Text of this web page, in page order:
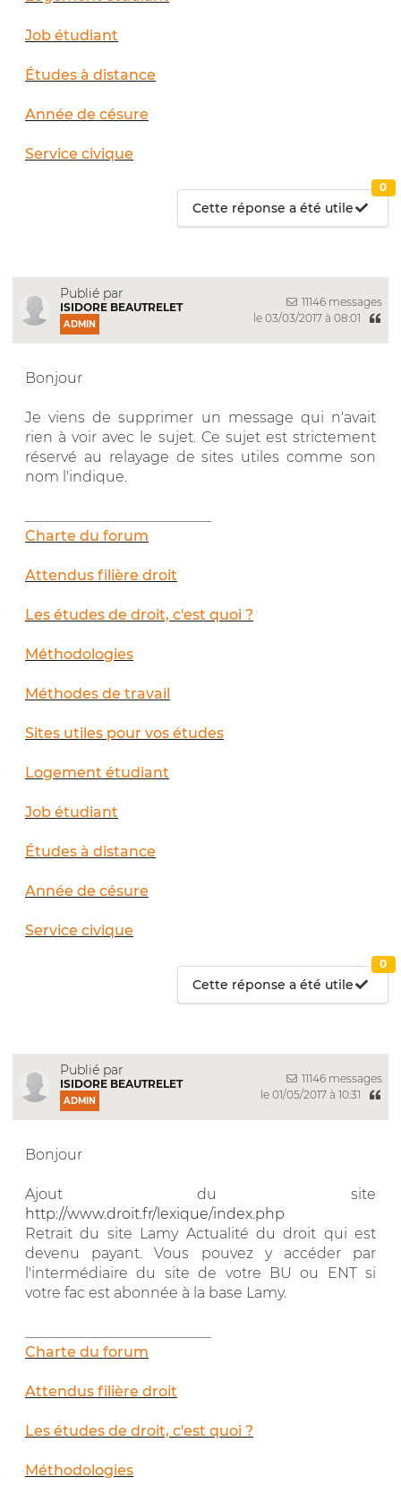
Job étudiant
Études à distance
Année de césure
Service civique
Cette réponse a été utile
0
Publié par
ISIDORE BEAUTRELET
ADMIN
11146 messages
le 03/03/2017 à 08:01
Bonjour
Je viens de supprimer un message qui n'avait
rien à voir avec le sujet. Ce sujet est strictement
réservé au relayage de sites utiles comme son
nom l'indique.
Charte du forum
Attendus filière droit
Les études de droit, c'est quoi ?
Méthodologies
Méthodes de travail
Sites utiles pour vos études
Logement étudiant
Job étudiant
Études à distance
Année de césure
Service civique
Cette réponse a été utile
0
Publié par
ISIDORE BEAUTRELET
ADMIN
11146 messages
le 01/05/2017 à 10:31
Bonjour
Ajout du site
http://www.droit.fr/lexique/index.php
Retrait du site Lamy Actualité du droit qui est
devenu payant. Vous pouvez y accéder par
l'intermédiaire du site de votre BU ou ENT si
votre fac est abonnée à la base Lamy.
Charte du forum
Attendus filière droit
Les études de droit, c'est quoi ?
Méthodologies